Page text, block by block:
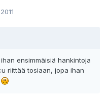
ensimmäisiä hankintoja
riittää tosiaan, jopa ihan